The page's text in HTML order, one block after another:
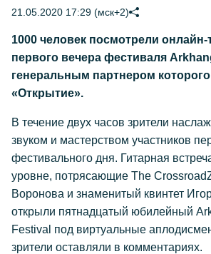
21.05.2020 17:29 (мск+2)
1000 человек посмотрели
первого вечера фестиваля
генеральным партнером которого
«Открытие».
В течение двух часов зрители
звуком и мастерством участников
фестивального дня. Гитарная
уровне, потрясающие The
Воронова и знаменитый квинтет
открыли пятнадцатый юбилейный
Festival под виртуальные
зрители оставляли в комментариях.